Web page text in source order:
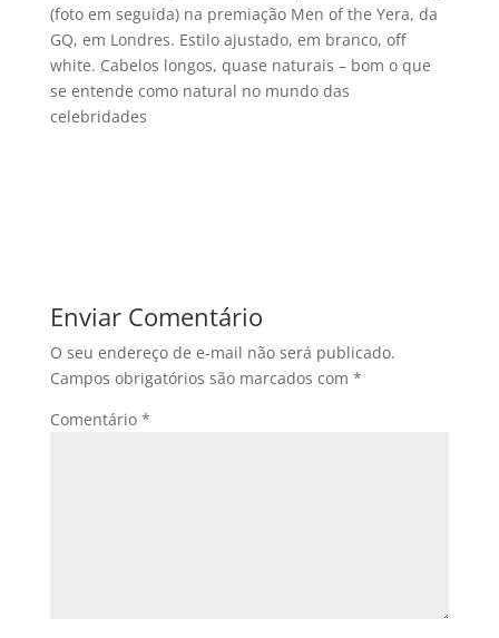
(foto em seguida) na premiação Men of the Yera, da
GQ, em Londres. Estilo ajustado, em branco, off
white. Cabelos longos, quase naturais – bom o que
se entende como natural no mundo das
celebridades
Enviar Comentário
O seu endereço de e-mail não será publicado.
Campos obrigatórios são marcados com *
Comentário *